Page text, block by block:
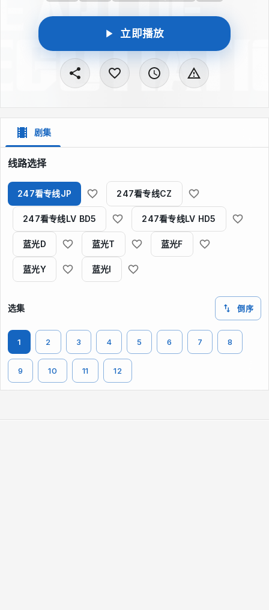
立即播放
剧集
线路选择
247看专线JP 247看专线CZ
247看专线LV BD5 247看专线LV HD5
蓝光D 蓝光T 蓝光F
蓝光Y 蓝光I
选集 倒序
1 2 3 4 5 6 7 8
9 10 11 12